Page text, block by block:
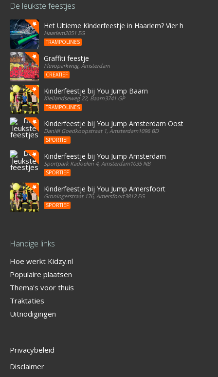
De leukste feestjes
Het Ultieme Kinderfeestje in Haarlem? Vier het bij
Haarlem2051 EG
TRAMPOLINES
Graffiti feestje
Flevoparkweg, Amsterdam
CREATIEF
Kinderfeestje bij You Jump Baarn
Kleilandseweg 22, Baarn3741 GP
TRAMPOLINES
Kinderfeestje bij You Jump Amsterdam Oost
Daniël Goedkoopstraat 1, Amsterdam1096 BD
SPORTIEF
Kinderfeestje bij You Jump Amsterdam
Sportpark Kadoelen 4, Amsterdam1035 NB
SPORTIEF
Kinderfeestje bij You Jump Amersfoort
Groningerstraat 176, Amersfoort3812 EG
SPORTIEF
Handige links
Hoe werkt Kidzy.nl
Populaire plaatsen
Thema's voor thuis
Traktaties
Uitnodigingen
Privacybeleid
Disclaimer